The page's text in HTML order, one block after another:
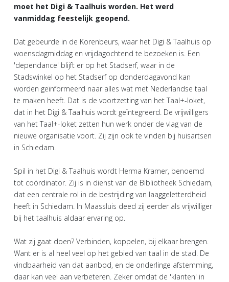
moet het Digi & Taalhuis worden. Het werd
vanmiddag feestelijk geopend.
Dat gebeurde in de Korenbeurs, waar het Digi & Taalhuis op
woensdagmiddag en vrijdagochtend te bezoeken is. Een
'dependance' blijft er op het Stadserf, waar in de
Stadswinkel op het Stadserf op donderdagavond kan
worden geïnformeerd naar alles wat met Nederlandse taal
te maken heeft. Dat is de voortzetting van het Taal+-loket,
dat in het Digi & Taalhuis wordt geïntegreerd. De vrijwilligers
van het Taal+-loket zetten hun werk onder de vlag van de
nieuwe organisatie voort. Zij zijn ook te vinden bij huisartsen
in Schiedam.
Spil in het Digi & Taalhuis wordt Herma Kramer, benoemd
tot coördinator. Zij is in dienst van de Bibliotheek Schiedam,
dat een centrale rol in de bestrijding van laaggeletterdheid
heeft in Schiedam. In Maassluis deed zij eerder als vrijwilliger
bij het taalhuis aldaar ervaring op.
Wat zij gaat doen? Verbinden, koppelen, bij elkaar brengen.
Want er is al heel veel op het gebied van taal in de stad. De
vindbaarheid van dat aanbod, en de onderlinge afstemming,
daar kan veel aan verbeteren. Zeker omdat de 'klanten' in